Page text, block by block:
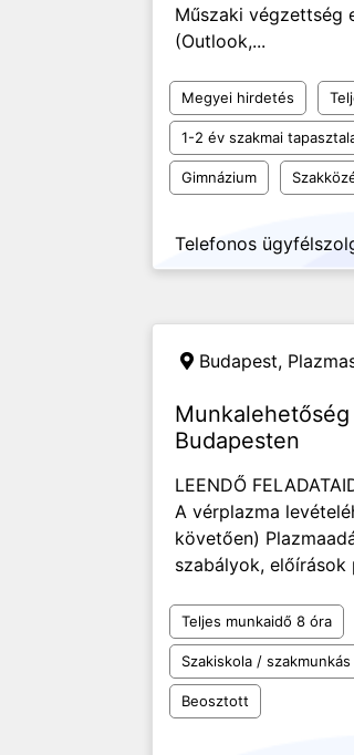
Műszaki végzettség
(Outlook,...
Megyei hirdetés
1-2 év szakmai
Gimnázium
Telefonos
Budapest,
Budapesten
LEENDŐ
A vérplazma
követően)
szabályok,
Teljes munkaidő 8 óra
Szakiskola /
Beosztott